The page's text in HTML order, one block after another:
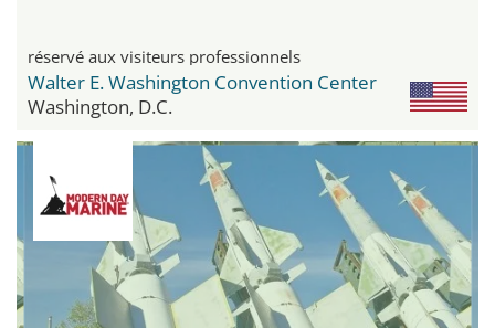
réservé aux visiteurs professionnels
Walter E. Washington Convention Center
Washington, D.C.